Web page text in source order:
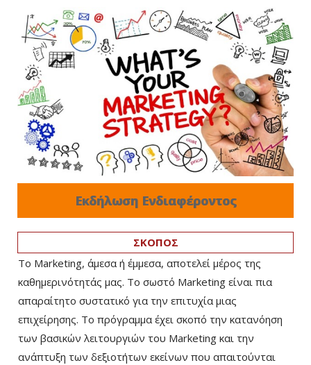
Εκδήλωση Ενδιαφέροντος
ΣΚΟΠΟΣ
Το Marketing, άμεσα ή έμμεσα, αποτελεί μέρος της
καθημερινότητάς μας. Το σωστό Marketing είναι πια
απαραίτητο συστατικό για την επιτυχία μιας
επιχείρησης. Το πρόγραμμα έχει σκοπό την κατανόηση
των βασικών λειτουργιών του Marketing και την
ανάπτυξη των δεξιοτήτων εκείνων που απαιτούνται